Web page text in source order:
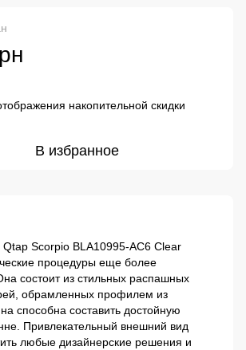
накопительной скидки
В избранное
Scorpio BLA10995-AC6 Clear
процедуры еще более
состоит из стильных распашных
обрамленных профилем из
способна составить достойную
Привлекательный внешний вид
любые дизайнерские решения и